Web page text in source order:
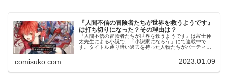
『人間不信の冒険者たちが世界を救うようです』
は打ち切りになった？その理由は？
『人間不信の冒険者たちが世界を救うようです』は富士伸
太先生による小説で、「小説家になろう」にて連載中で
す。タイトル通り暗い過去を持った人物たちがパーティー
comisuko.com 2023.01.09